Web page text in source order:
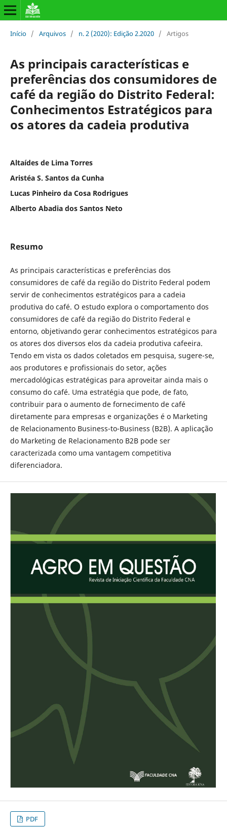
Início / Arquivos / n. 2 (2020): Edição 2.2020 / Artigos
As principais características e
preferências dos consumidores de
café da região do Distrito Federal:
Conhecimentos Estratégicos para
os atores da cadeia produtiva
Altaídes de Lima Torres
Aristéa S. Santos da Cunha
Lucas Pinheiro da Cosa Rodrigues
Alberto Abadia dos Santos Neto
Resumo
As principais características e preferências dos
consumidores de café da região do Distrito Federal podem
servir de conhecimentos estratégicos para a cadeia
produtiva do café. O estudo explora o comportamento dos
consumidores de café da região do Distrito Federal e
entorno, objetivando gerar conhecimentos estratégicos para
os atores dos diversos elos da cadeia produtiva cafeeira.
Tendo em vista os dados coletados em pesquisa, sugere-se,
aos produtores e profissionais do setor, ações
mercadológicas estratégicas para aproveitar ainda mais o
consumo do café. Uma estratégia que pode, de fato,
contribuir para o aumento de fornecimento de café
diretamente para empresas e organizações é o Marketing
de Relacionamento Business-to-Business (B2B). A aplicação
do Marketing de Relacionamento B2B pode ser
caracterizada como uma vantagem competitiva
diferenciadora.
PDF